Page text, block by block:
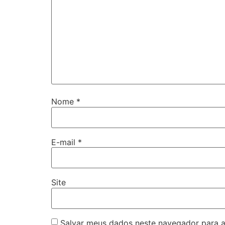
Nome *
E-mail *
Site
Salvar meus dados neste navegador para